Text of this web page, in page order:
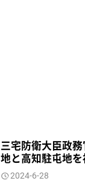
三宅防衛大臣政
地と高知駐屯地を
2024-6-28